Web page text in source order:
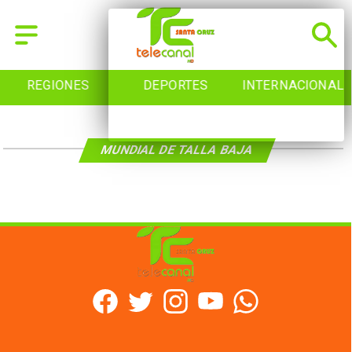
REGIONES DEPORTES INTERNACIONAL
MUNDIAL DE TALLA BAJA